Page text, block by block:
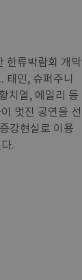
한류박람회 개막
태민, 슈퍼주니
치열, 에일리 등
멋진 공연을 선
강현실로 이용
.